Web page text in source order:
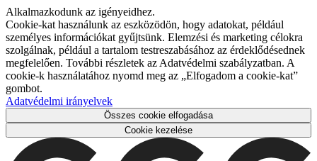
Alkalmazkodunk az igényeidhez.
Cookie-kat használunk az eszközödön, hogy adatokat, például
személyes információkat gyűjtsünk. Elemzési és marketing célokra
szolgálnak, például a tartalom testreszabásához az érdeklődésednek
megfelelően. További részletek az Adatvédelmi szabályzatban. A
cookie-k használatához nyomd meg az „Elfogadom a cookie-kat”
gombot.
Adatvédelmi irányelvek
Összes cookie elfogadása
Cookie kezelése